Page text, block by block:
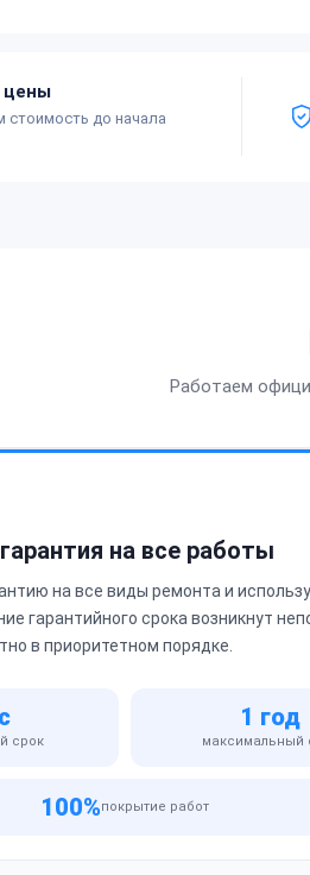
цены
стоимость до начала
Работаем
на все работы
на все виды ремонта и
гарантийного срока возникнут
в приоритетном порядке.
срок
1 год
максимальный
100%покрытие работ